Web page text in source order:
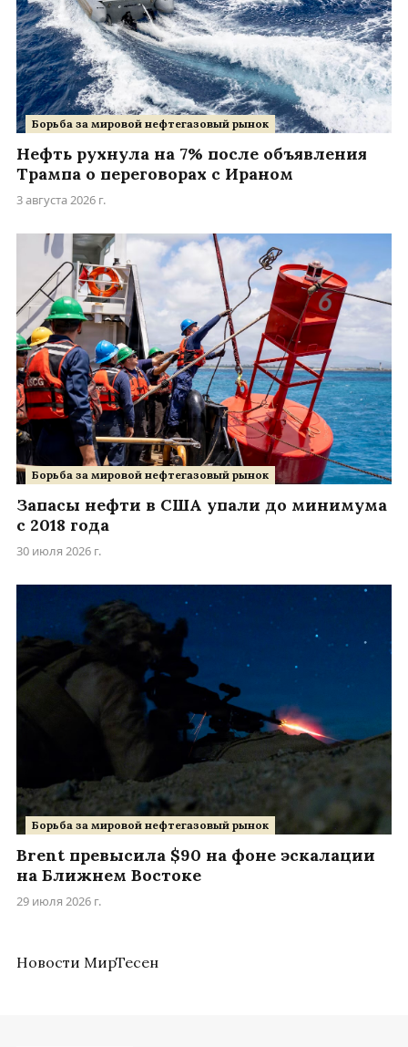
Борьба за мировой нефтегазовый рынок
Нефть рухнула на 7% после объявления
Трампа о переговорах с Ираном
3 августа 2026 г.
Борьба за мировой нефтегазовый рынок
Запасы нефти в США упали до минимума
с 2018 года
30 июля 2026 г.
Борьба за мировой нефтегазовый рынок
Brent превысила $90 на фоне эскалации
на Ближнем Востоке
29 июля 2026 г.
Новости МирТесен